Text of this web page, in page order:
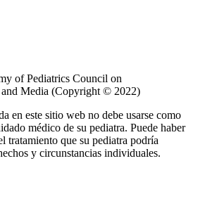
of Pediatrics Council on
Media (Copyright © 2022)
en este sitio web no debe usarse como
médico de su pediatra. Puede haber
tratamiento que su pediatra podría
y circunstancias individuales.